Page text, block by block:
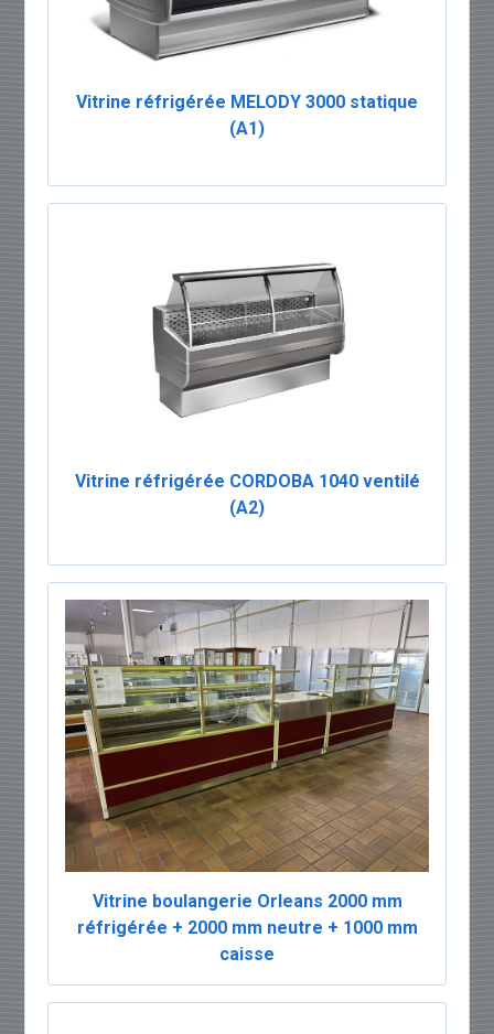
Vitrine réfrigérée MELODY 3000 statique
(A1)
Vitrine réfrigérée CORDOBA 1040 ventilé
(A2)
Vitrine boulangerie Orleans 2000 mm
réfrigérée + 2000 mm neutre + 1000 mm
caisse